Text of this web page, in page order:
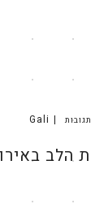
הקיץ
ואת
Gali
הלב